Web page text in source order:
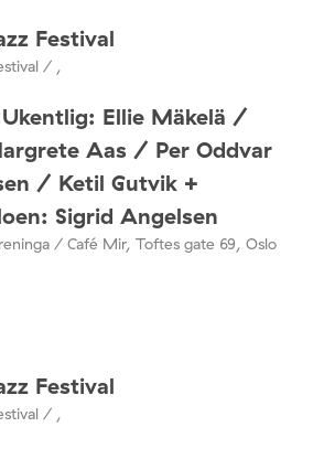
Festival
/ ,
Ellie Mäkelä /
Aas / Per Oddvar
/ Ketil Gutvik +
Sigrid Angelsen
/ Café Mir, Toftes gate 69, Oslo
Festival
/ ,